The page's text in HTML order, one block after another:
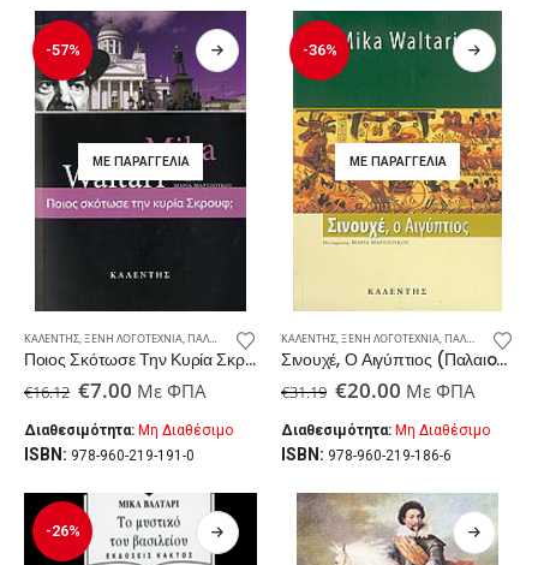
-57%
ΜΕ ΠΑΡΑΓΓΕΛΊΑ
ΚΑΛΈΝΤΗΣ,ΞΈΝΗ ΛΟΓΟΤΕΧΝΊΑ, ΠΑΛΑΙΟΒΙΒΛΙΟΠΩΛΕΊΟ
Ποιος Σκότωσε Την Κυρία Σκρουφ; (Παλαιoβιβλιοπωλείο)
€16.12 Original
was:
€16.12.
€7.00Η
τιμή
είναι:
€7.00.
Με ΦΠΑ
Διαθεσιμότητα: Μη Διαθέσιμο
ISBN: 978-960-219-191-0
-36%
ΜΕ ΠΑΡΑΓΓΕΛΊΑ
ΚΑΛΈΝΤΗΣ,ΞΈΝΗ ΛΟΓΟΤΕΧΝΊΑ, ΠΑΛΑΙΟΒΙΒΛΙΟΠΩΛΕΊΟ
Σινουχέ, Ο Αιγύπτιος (Παλαιoβιβλιοπωλείο)
€31.19 Original
was:
€31.19.
€20.00Η
τιμή
είναι:
€20.00.
Με ΦΠΑ
Διαθεσιμότητα: Μη Διαθέσιμο
ISBN: 978-960-219-186-6
-26%